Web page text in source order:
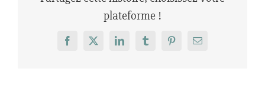
plateforme !
Facebook
X LinkedInTumblrPinterestEmail